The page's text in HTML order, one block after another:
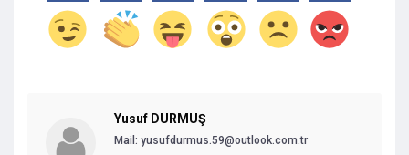
Yusuf DURMUŞ
Mail: yusufdurmus.59@outlook.com.tr